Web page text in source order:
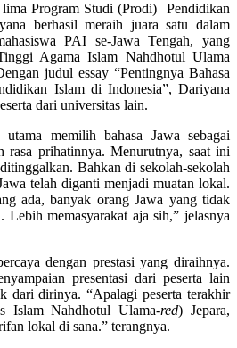
lima Program Studi (Prodi) Pendidikan
berhasil meraih juara satu dalam
PAI se-Jawa Tengah, yang
Agama Islam Nahdhotul Ulama
judul essay “Pentingnya Bahasa
Islam di Indonesia”, Dariyana
dari universitas lain.
memilih bahasa Jawa sebagai
rasa prihatinnya. Menurutnya, saat ini
Bahkan di sekolah-sekolah
telah diganti menjadi muatan lokal.
ada, banyak orang Jawa yang tidak
Lebih memasyarakat aja sih,” jelasnya
dengan prestasi yang diraihnya.
presentasi dari peserta lain
dari dirinya. “Apalagi peserta terakhir
Islam Nahdhotul Ulama-red) Jepara,
lokal di sana.” terangnya.